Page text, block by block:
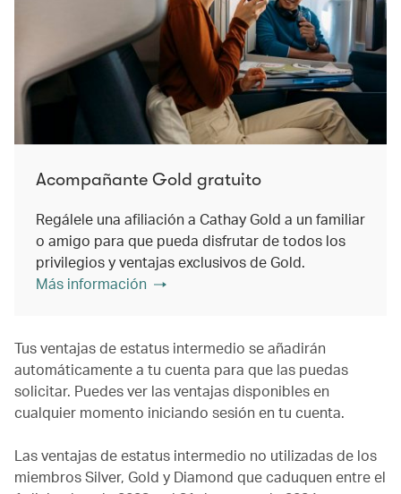
Acompañante Gold gratuito
Regálele una afiliación a Cathay Gold a un familiar
o amigo para que pueda disfrutar de todos los
privilegios y ventajas exclusivos de Gold.
Más información
Tus ventajas de estatus intermedio se añadirán
automáticamente a tu cuenta para que las puedas
solicitar. Puedes ver las ventajas disponibles en
cualquier momento iniciando sesión en tu cuenta.
Las ventajas de estatus intermedio no utilizadas de los
miembros Silver, Gold y Diamond que caduquen entre el